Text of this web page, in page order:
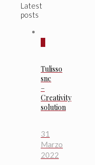
Latest
posts
Tulisso
snc
–
Creativity
solution
31
Marzo
2022